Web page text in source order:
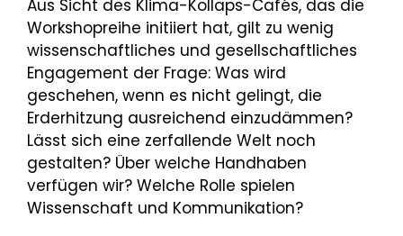
Aus Sicht des Klima-Kollaps-Cafés, das die
Workshopreihe initiiert hat, gilt zu wenig
wissenschaftliches und gesellschaftliches
Engagement der Frage: Was wird
geschehen, wenn es nicht gelingt, die
Erderhitzung ausreichend einzudämmen?
Lässt sich eine zerfallende Welt noch
gestalten? Über welche Handhaben
verfügen wir? Welche Rolle spielen
Wissenschaft und Kommunikation?